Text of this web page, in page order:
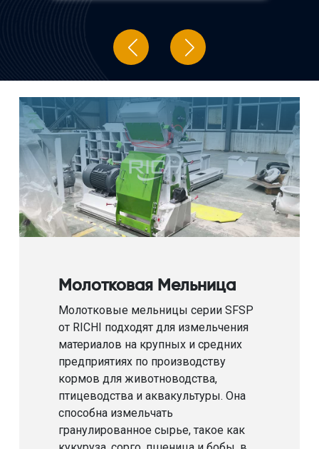
Молотковая Мельница
Молотковые мельницы серии SFSP
от RICHI подходят для измельчения
материалов на крупных и средних
предприятиях по производству
кормов для животноводства,
птицеводства и аквакультуры. Она
способна измельчать
гранулированное сырье, такое как